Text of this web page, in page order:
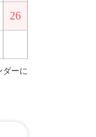
26
ーに